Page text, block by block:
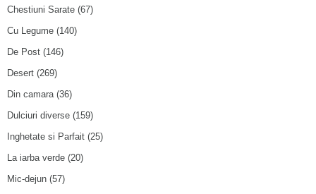
Chestiuni Sarate (67)
Cu Legume (140)
De Post (146)
Desert (269)
Din camara(36)
Dulciuri diverse (159)
Inghetate si Parfait (25)
La iarba verde (20)
Mic-dejun (57)